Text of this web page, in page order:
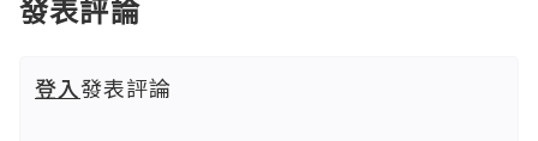
發表評論
登入發表評論